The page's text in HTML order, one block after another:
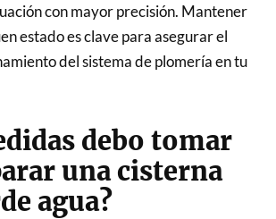
con mayor precisión. Mantener
estado es clave para asegurar el
del sistema de plomería en tu
debo tomar
una cisterna
agua?